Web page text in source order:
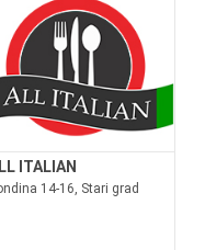
ITALIAN
14-16, Stari grad